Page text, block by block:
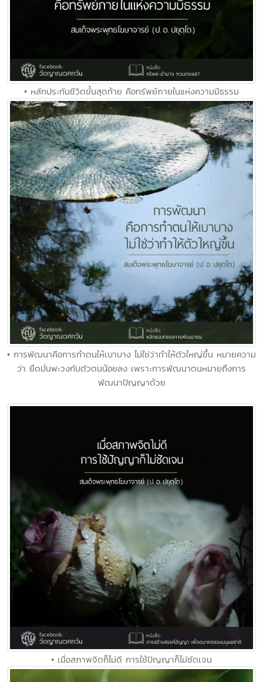
• หลักประกันชีวิตขั้นสุดท้าย คือทรัพย์ภายในแห่งความมีธรรม
• การพัฒนาคือการทำตนให้เบาบาง ไม่ใช่ว่าทำให้ตัวใหญ่ขึ้น หมายความ
ว่า ยึดมั่นพะวงกับตัวตนน้อยลง เพราะการพัฒนาตนหมายถึงการ
พัฒนาปัญญาด้วย
• เมื่อสภาพจิตก็ไม่ดี การใช้ปัญญาก็ไม่ชัดเจน